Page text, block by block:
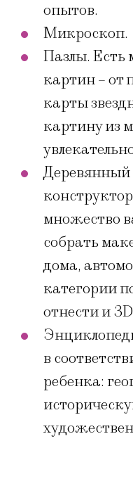
опытов.
Микроскоп.
Пазлы. Есть
картин – от
карты
картину из
Деревянный
множество
собрать
дома,
категории
отнести и
в
ребенка: